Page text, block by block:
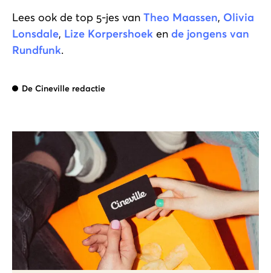
Lees ook de top 5-jes van Theo Maassen, Olivia
Lonsdale, Lize Korpershoek en de jongens van
Rundfunk.
De Cineville redactie